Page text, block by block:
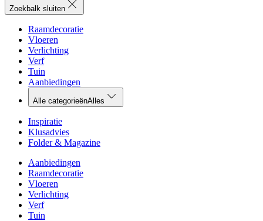
Zoekbalk sluiten
Raamdecoratie
Vloeren
Verlichting
Verf
Tuin
Aanbiedingen
Alle categorieënAlles
Inspiratie
Klusadvies
Folder & Magazine
Aanbiedingen
Raamdecoratie
Vloeren
Verlichting
Verf
Tuin